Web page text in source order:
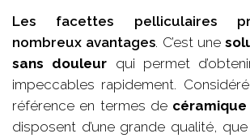
Les facettes pelliculaires
nombreux avantages. C’est une
sans douleur qui permet
impeccables rapidement.
référence en termes de
disposent d’une grande qualité,